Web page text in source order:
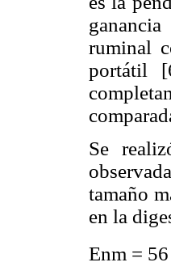
ruminal
portátil
Se
tamaño
en la
Enm =